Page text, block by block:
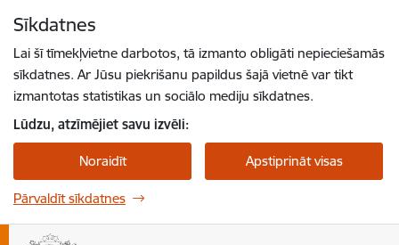
Sīkdatnes
Lai šī tīmekļvietne darbotos, tā izmanto obligāti nepieciešamās
sīkdatnes. Ar Jūsu piekrišanu papildus šajā vietnē var tikt
izmantotas statistikas un sociālo mediju sīkdatnes.
Lūdzu, atzīmējiet savu izvēli:
Noraidīt Apstiprināt visas
Pārvaldīt sīkdatnes